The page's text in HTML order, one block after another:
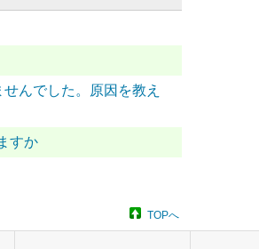
んでした。原因を教え
すか
TOPへ